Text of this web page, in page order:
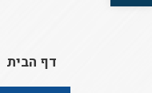
דף הבית